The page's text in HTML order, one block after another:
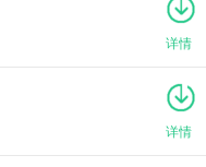
详情
详情